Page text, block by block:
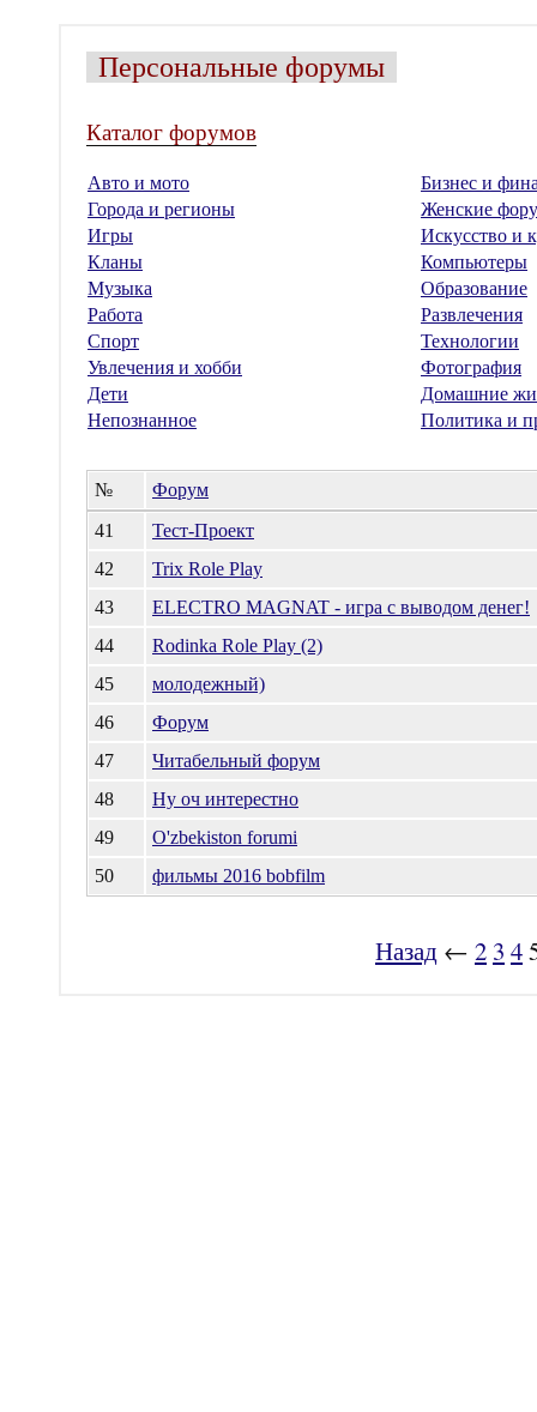
Персональные форумы
Каталог форумов
Авто и мото
Бизнес и
Города и регионы
Женские
Игры
Искусство и
Кланы
Компьютеры
Музыка
Образование
Работа
Развлечения
Спорт
Технологии
Увлечения и хобби
Фотография
Дети
Домашние
Непознанное
Политика и
№
Форум
41
Тест-Проект
42
Trix Role Play
43
ELECTRO MAGNAT - игра с выводом денег!
44
Rodinka Role Play (2)
45
молодежный)
46
Форум
47
Читабельный форум
48
Ну оч интерестно
49
O'zbekiston forumi
50
фильмы 2016 bobfilm
Назад ← 2 3 4